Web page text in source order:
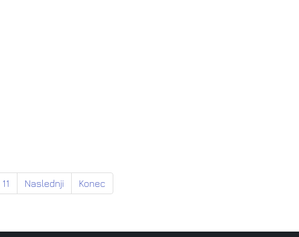
11 Naslednji Konec